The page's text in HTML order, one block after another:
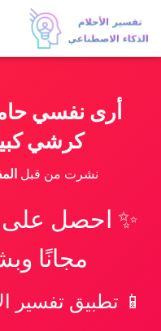
أرى نفسي
كرشي
نشرت من قبل
✨ احصل على
مجانًا